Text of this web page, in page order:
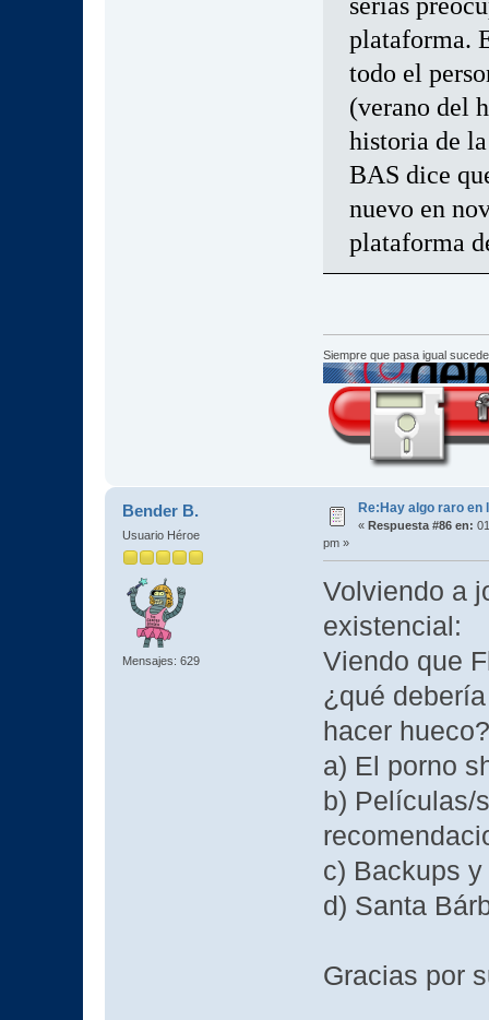
plataforma.
todo el
(verano del
historia de
BAS dice
nuevo en
plataforma
Siempre que pasa igual
Bender B.
Usuario Héroe
Mensajes: 629
Re:Hay algo raro en
« Respuesta #86 en:
pm »
Volviendo a
existencial:
Viendo que
¿qué
hacer hueco?
a) El porno
b) Películas/
c) Backups
d) Santa
Gracias por